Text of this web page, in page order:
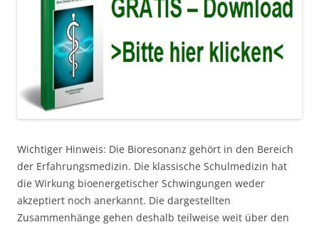
Wichtiger Hinweis: Die Bioresonanz gehört in den Bereich
der Erfahrungsmedizin. Die klassische Schulmedizin hat
die Wirkung bioenergetischer Schwingungen weder
akzeptiert noch anerkannt. Die dargestellten
Zusammenhänge gehen deshalb teilweise weit über den